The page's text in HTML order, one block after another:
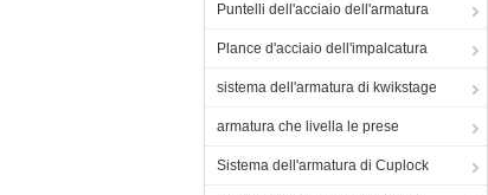
Puntelli dell'acciaio dell'armatura
Plance d'acciaio dell'impalcatura
sistema dell'armatura di kwikstage
armatura che livella le prese
Sistema dell'armatura di Cuplock